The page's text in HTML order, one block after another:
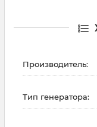
Производитель:
Тип генератора: